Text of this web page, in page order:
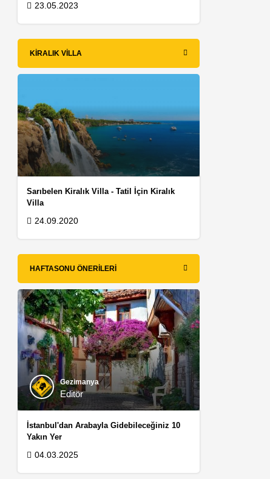
23.05.2023
KIRALIK VILLA
Sarıbelen Kiralık Villa - Tatil İçin Kiralık
Villa
24.09.2020
HAFTASONU ÖNERILERI
Gezimanya
Editör
İstanbul'dan Arabayla Gidebileceğiniz 10
Yakın Yer
04.03.2025